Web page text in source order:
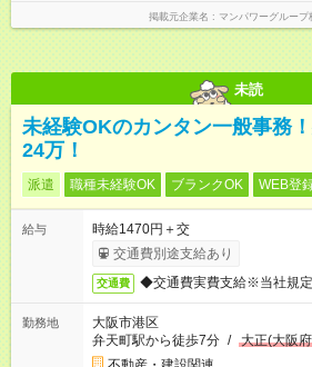
掲載元企業名 マンパワーグループ
未読
未経験OKのカンタン一般事務
24万！
派遣 職種未経験OK ブランクOK WEB登
給与
時給1470円＋交
交通費別途支給あり
交通費 ◆交通費実費支給※当社規定
勤務地
大阪市港区
弁天町駅から徒歩7分 / 大正(大阪